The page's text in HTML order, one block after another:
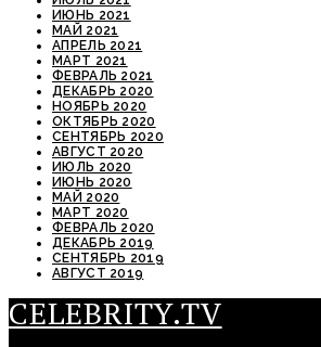
ИЮНЬ 2021
МАЙ 2021
АПРЕЛЬ 2021
МАРТ 2021
ФЕВРАЛЬ 2021
ДЕКАБРЬ 2020
НОЯБРЬ 2020
ОКТЯБРЬ 2020
СЕНТЯБРЬ 2020
АВГУСТ 2020
ИЮЛЬ 2020
ИЮНЬ 2020
МАЙ 2020
МАРТ 2020
ФЕВРАЛЬ 2020
ДЕКАБРЬ 2019
СЕНТЯБРЬ 2019
АВГУСТ 2019
CELEBRITY.TV